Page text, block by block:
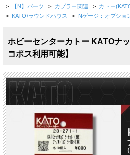
> 【N】パーツ > カプラー関連 > カトー
> KATO/ラウンドハウス > Nゲージ：オプショ
ホビーセンターカトー KATOナ
コポス利用可能】